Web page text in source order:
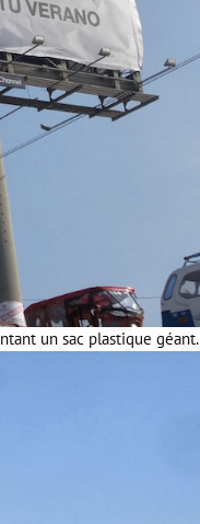
un sac plastique géant.